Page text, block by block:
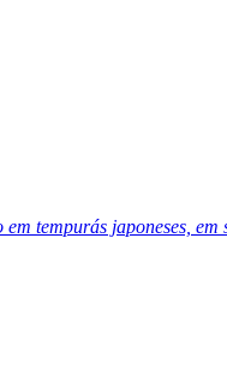
tempurás japoneses, em